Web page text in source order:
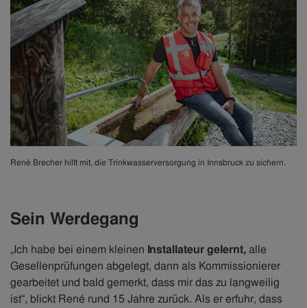
René Brecher hilft mit, die Trinkwasserversorgung in Innsbruck zu sichern.
Sein Werdegang
„Ich habe bei einem kleinen Installateur gelernt,alle
Gesellenprüfungen abgelegt, dann als Kommissionierer
gearbeitet und bald gemerkt, dass mir das zu langweilig
ist“, blickt René rund 15 Jahre zurück. Als er erfuhr, dass